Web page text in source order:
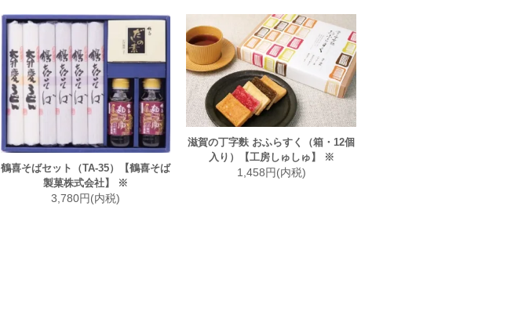
鶴喜そばセット（TA-35）【鶴喜そば
製菓株式会社】 ※
3,780円(内税)
滋賀の丁字麩 おふらすく（箱・12個
入り）【工房しゅしゅ】 ※
1,458円(内税)